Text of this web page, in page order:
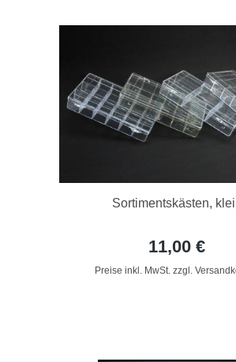
Sortimentskästen,
11,00 €
Preise inkl. MwSt. zzgl.